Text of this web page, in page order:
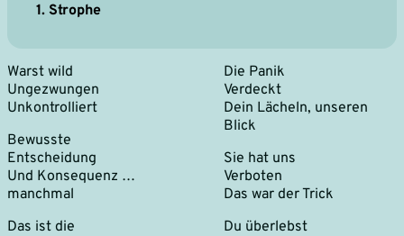
1. Strophe
Warst wild
Ungezwungen
Unkontrolliert
Bewusste
Entscheidung
Und Konsequenz …
manchmal
Das ist die
Die Panik
Verdeckt
Dein Lächeln, unseren
Blick
Sie hat uns
Verboten
Das war der Trick
Du überlebst